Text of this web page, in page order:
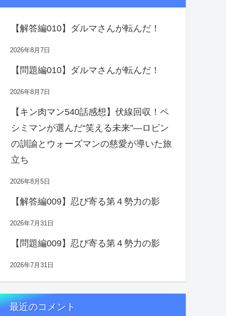
【解答編010】ダルマさんが転んだ！
2026年8月7日
【問題編010】ダルマさんが転んだ！
2026年8月7日
【キン肉マン540話感想】伏線回収！ペ
シミマンが選んだ“笑える未来”―ロビン
の訓諭とウォーズマンの慈愛が導いた旅
立ち
2026年8月5日
【解答編009】忍び寄る第４勢力の影
2026年7月31日
【問題編009】忍び寄る第４勢力の影
2026年7月31日
最近のコメント